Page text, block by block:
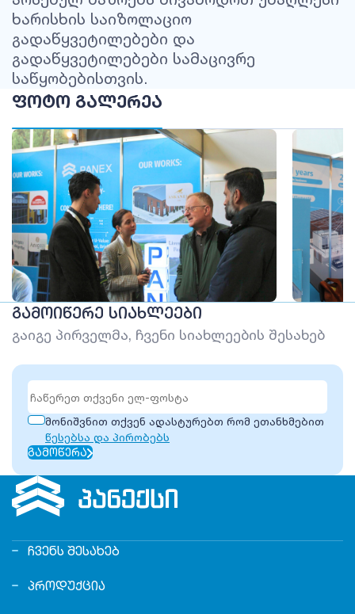
ხარისხის საიზოლაციო
გადაწყვეტილებები და
გადაწყვეტილებები სამაცივრე
საწყობებისთვის.
ᲤᲝᲢᲝ ᲒᲐᲚᲔᲠᲔᲐ
ᲒᲐᲛᲝᲘᲬᲔᲠᲔ ᲡᲘᲐᲮᲚᲔᲔᲑᲘ
გაიგე პირველმა, ჩვენი სიახლეების შესახებ
მონიშვნით თქვენ ადასტურებთ რომ ეთანხმებით
წესებსა და პირობებს
ᲒᲐᲛᲝᲬᲔᲠᲐ
ᲩᲕᲔᲜᲡ ᲨᲔᲡᲐᲮᲔᲑ
ᲞᲠᲝᲓᲣᲥᲪᲘᲐ